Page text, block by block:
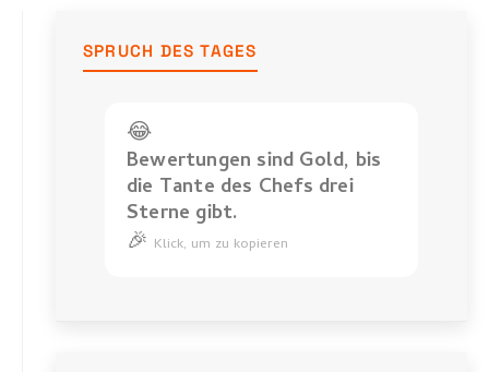
SPRUCH DES TAGES
😂
Bewertungen sind Gold, bis
die Tante des Chefs drei
Sterne gibt.
🎉 Klick, um zu kopieren